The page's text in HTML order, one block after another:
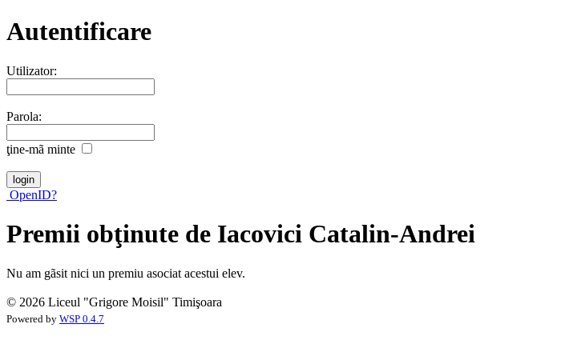
Autentificare
Utilizator:
Parola:
ţine-mã minte
OpenID?
Premii obţinute de Iacovici Catalin-Andrei
Nu am gãsit nici un premiu asociat acestui elev.
© 2026 Liceul "Grigore Moisil" Timişoara
Powered by WSP 0.4.7